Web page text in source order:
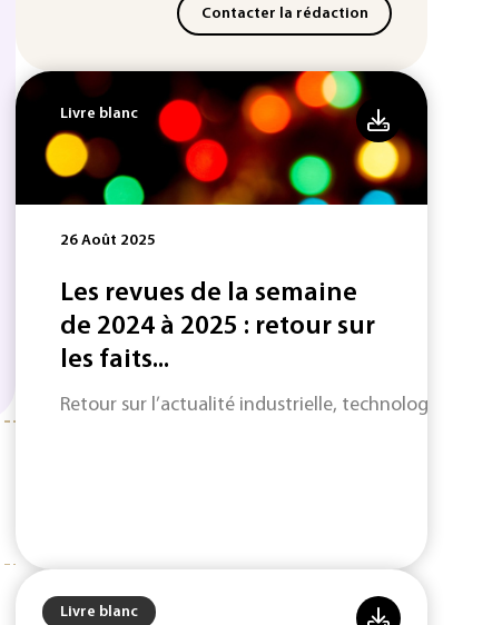
Contacter la rédaction
Livre blanc
26 Août 2025
Les revues de la semaine
de 2024 à 2025 : retour sur
les faits...
Retour sur l’actualité industrielle, technologique et
Livre blanc